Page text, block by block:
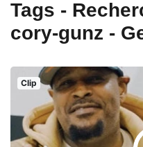
Tags -
cory-gunz -
Clip